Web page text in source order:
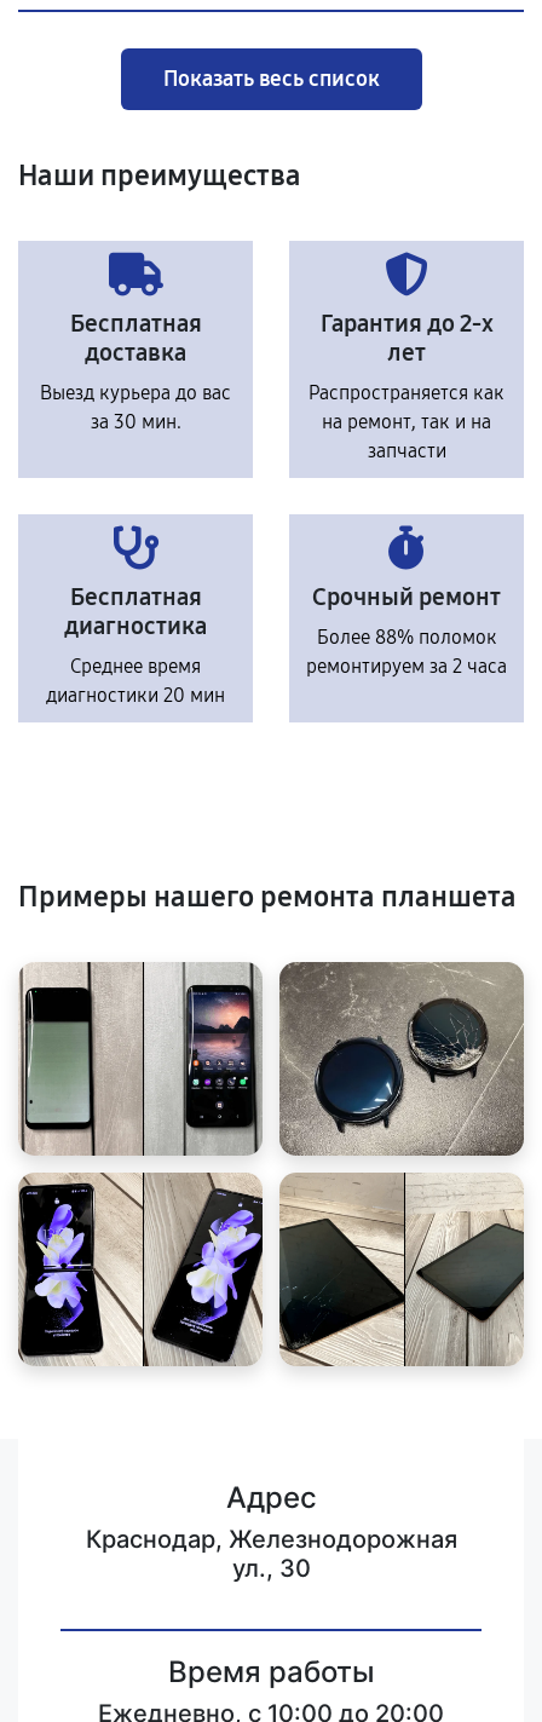
Показать весь список
Наши преимущества
Бесплатная
доставка
Выезд курьера до вас
за 30 мин.
Гарантия до 2-х
лет
Распространяется как
на ремонт, так и на
запчасти
Бесплатная
диагностика
Среднее время
диагностики 20 мин
Срочный ремонт
Более 88% поломок
ремонтируем за 2 часа
Примеры нашего ремонта планшета
Адрес
Краснодар, Железнодорожная
ул., 30
Время работы
Ежедневно, с 10:00 до 20:00